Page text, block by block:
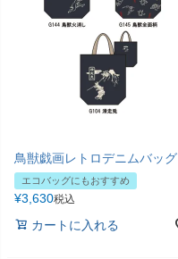
鳥獣戯画レトロデニムバッグ
エコバッグにもおすすめ
¥3,630税込
カートに入れる